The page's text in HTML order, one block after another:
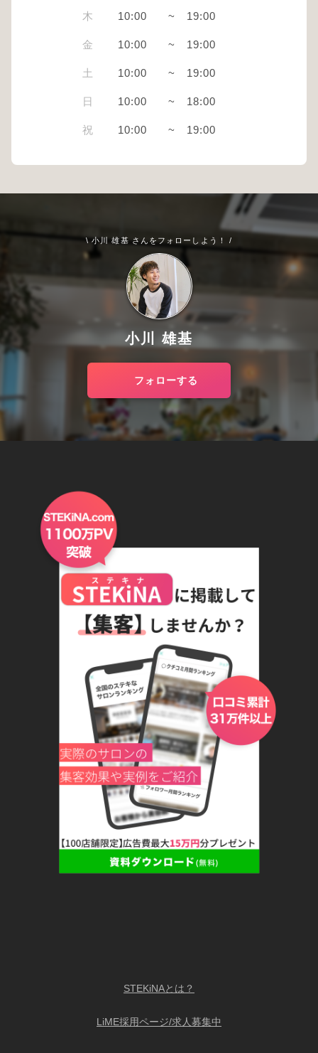
木 10:00 ~ 19:00
金 10:00 ~ 19:00
土 10:00 ~ 19:00
日 10:00 ~ 18:00
祝 10:00 ~ 19:00
\ 小川 雄基 さんをフォローしよう！ /
小川 雄基
フォローする
STEKiNAとは？
LiME採用ページ/求人募集中